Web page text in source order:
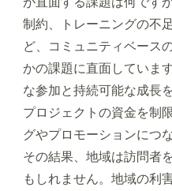
制約、トレーニングの不
ど、コミュニティベース
かの課題に直面していま
な参加と持続可能な成長
プロジェクトの資金を制
グやプロモーションにつ
その結果、地域は訪問者
もしれません。地域の利